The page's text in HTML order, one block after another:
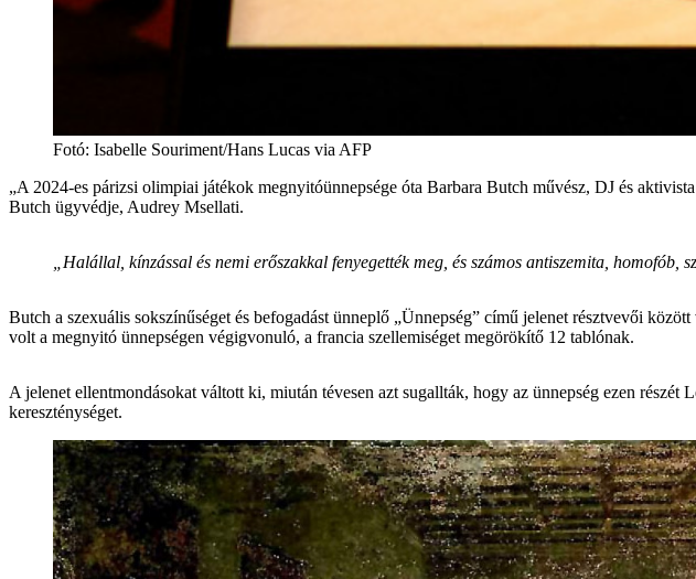
Fotó: Isabelle Souriment/Hans Lucas via AFP
„A 2024-es párizsi olimpiai játékok megnyitóünnepsége óta Barbara Butch művész, DJ és
Butch ügyvédje, Audrey Msellati.
„Halállal, kínzással és nemi erőszakkal fenyegették meg, és számos antiszemita, homofób,
Butch a szexuális sokszínűséget és befogadást ünneplő „Ünnepség” című jelenet résztvevői
volt a megnyitó ünnepségen végigvonuló, a francia szellemiséget megörökítő 12 tablónak.
A jelenet ellentmondásokat váltott ki, miután tévesen azt sugallták, hogy az ünnepség ezen
kereszténységet.